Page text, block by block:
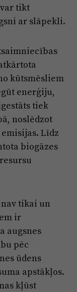
tikt
ar slāpekli.
kūtsmēsliem
enerģiju,
tiek
noslēdzot
Līdz
biogāzes
tikai un
ir
augsnes
pēc
ūdens
apstākļos.
kļūst